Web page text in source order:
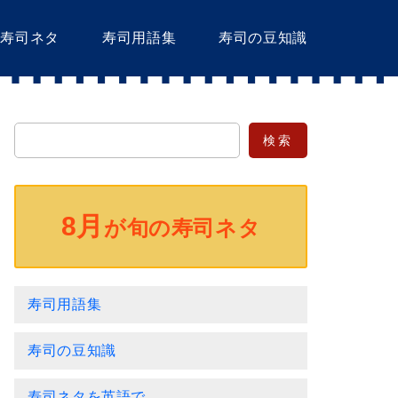
司ネタ 寿司用語集 寿司の豆知識
8月 が旬の寿司ネタ
寿司用語集
寿司の豆知識